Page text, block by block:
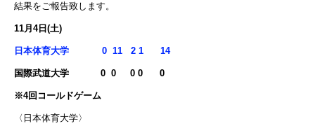
結果をご報告致します。
11月4日(土)
日本体育大学 0 11 2 1 14
国際武道大学 0 0 0 0 0
※4回コールドゲーム
〈日本体育大学〉